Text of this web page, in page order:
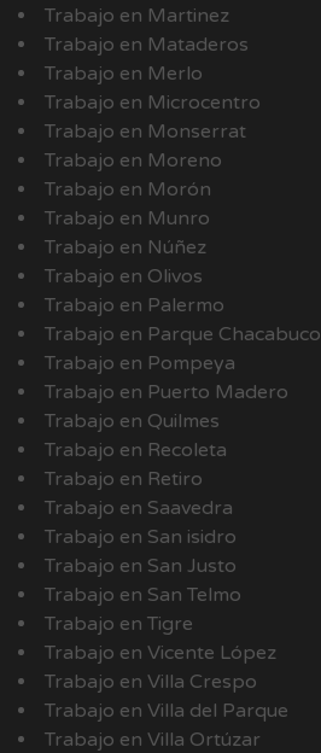
Trabajo en Martinez
Trabajo en Mataderos
Trabajo en Merlo
Trabajo en Microcentro
Trabajo en Monserrat
Trabajo en Moreno
Trabajo en Morón
Trabajo en Munro
Trabajo en Núñez
Trabajo en Olivos
Trabajo en Palermo
Trabajo en Parque Chacabuco
Trabajo en Pompeya
Trabajo en Puerto Madero
Trabajo en Quilmes
Trabajo en Recoleta
Trabajo en Retiro
Trabajo en Saavedra
Trabajo en San isidro
Trabajo en San Justo
Trabajo en San Telmo
Trabajo en Tigre
Trabajo en Vicente López
Trabajo en Villa Crespo
Trabajo en Villa del Parque
Trabajo en Villa Ortúzar